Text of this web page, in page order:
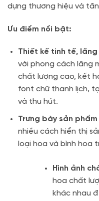
dựng thương hiệu và
Ưu điểm nổi bật:
Thiết kế tinh tế, lãng
với phong cách lãng
chất lượng cao, kết
font chữ thanh lịch,
và thu hút.
Trưng bày sản
nhiều cách hiển thị
loại hoa và bình hoa
Hình ảnh
hoa chất
khác nhau